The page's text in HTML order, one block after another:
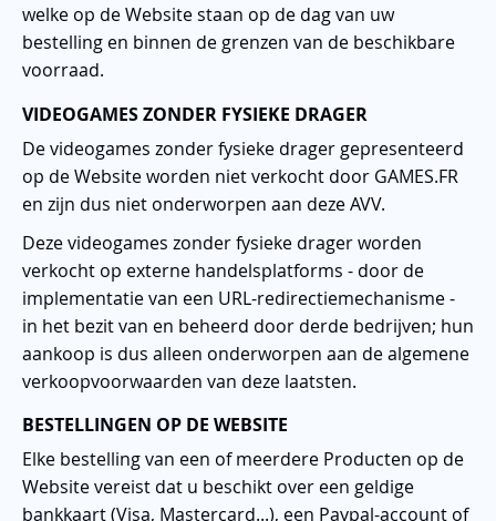
welke op de Website staan op de dag van uw
bestelling en binnen de grenzen van de beschikbare
voorraad.
VIDEOGAMES ZONDER FYSIEKE DRAGER
De videogames zonder fysieke drager gepresenteerd
op de Website worden niet verkocht door GAMES.FR
en zijn dus niet onderworpen aan deze AVV.
Deze videogames zonder fysieke drager worden
verkocht op externe handelsplatforms - door de
implementatie van een URL-redirectiemechanisme -
in het bezit van en beheerd door derde bedrijven; hun
aankoop is dus alleen onderworpen aan de algemene
verkoopvoorwaarden van deze laatsten.
BESTELLINGEN OP DE WEBSITE
Elke bestelling van een of meerdere Producten op de
Website vereist dat u beschikt over een geldige
bankkaart (Visa, Mastercard...), een Paypal-account of